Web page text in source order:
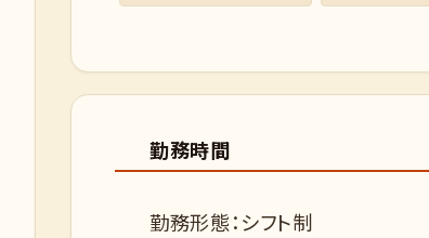
勤務時間
勤務形態：シフト制